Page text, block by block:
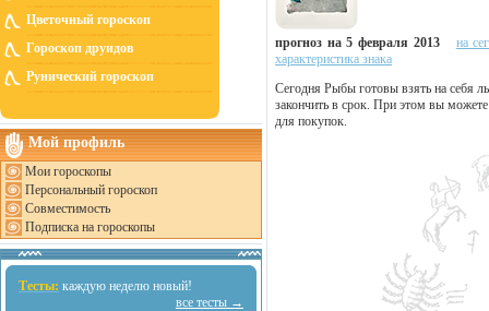
Цветочный гороскоп
Гороскоп друидов
Рунический гороскоп
Мой профиль
Мои гороскопы
Персональный гороскоп
Совместимость
Подписка на гороскопы
Тесты: каждую неделю новый!
все тесты →
прогноз на 5 февраля 2013
на
характеристика знака
Сегодня Рыбы готовы взять на себя
закончить в срок. При этом вы
для покупок.